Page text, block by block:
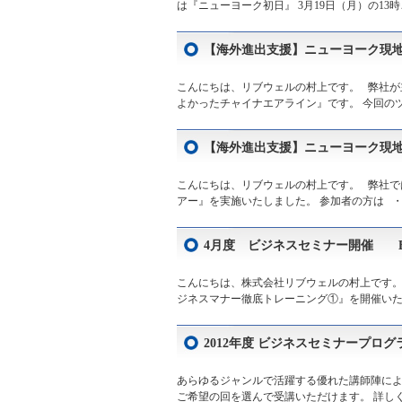
は『ニューヨーク初日』 3月19日（月）の13
【海外進出支援】ニューヨーク
こんにちは、リブウェルの村上です。 弊社
よかったチャイナエアライン』です。 今回
【海外進出支援】ニューヨーク
こんにちは、リブウェルの村上です。 弊社
アー』を実施いたしました。 参加者の方は
4月度 ビジネスセミナー開催
こんにちは、株式会社リブウェルの村上です
ジネスマナー徹底トレーニング①』を開催い
2012年度 ビジネスセミナープログ
あらゆるジャンルで活躍する優れた講師陣に
ご希望の回を選んで受講いただけます。 詳し